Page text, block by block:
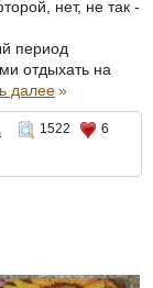
нет, не так -
период
отдыхать на
далее»
1522
6